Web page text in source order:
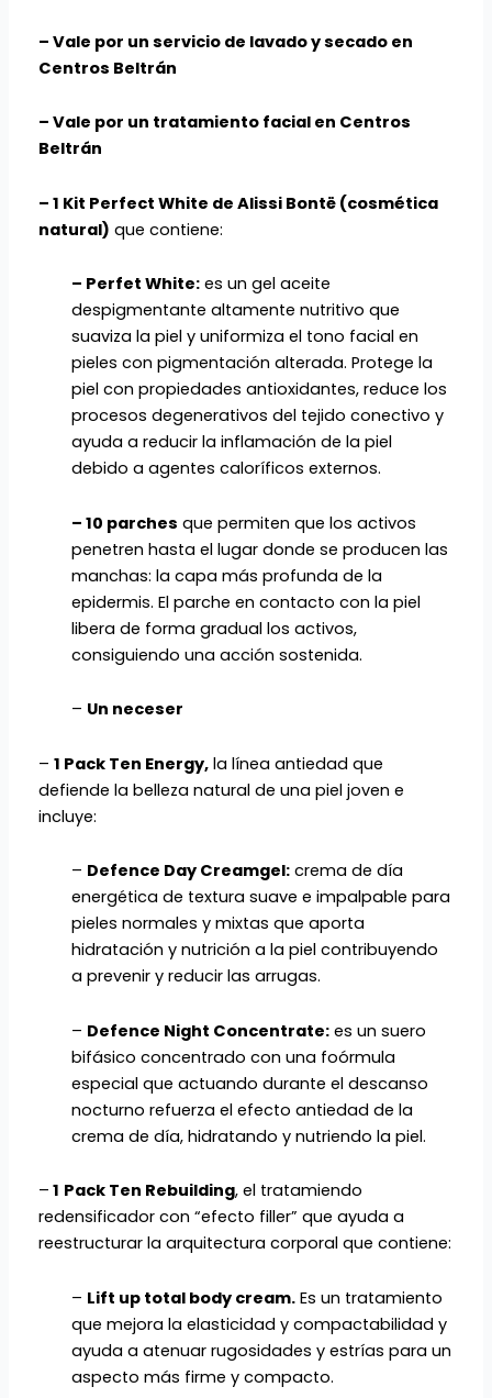
– Vale por un servicio de lavado y secado en
Centros Beltrán
– Vale por un tratamiento facial en Centros
Beltrán
– 1 Kit Perfect White de Alissi Bontë (cosmética
natural) que contiene:
– Perfet White: es un gel aceite
despigmentante altamente nutritivo que
suaviza la piel y uniformiza el tono facial en
pieles con pigmentación alterada. Protege la
piel con propiedades antioxidantes, reduce los
procesos degenerativos del tejido conectivo y
ayuda a reducir la inflamación de la piel
debido a agentes caloríficos externos.
– 10 parches que permiten que los activos
penetren hasta el lugar donde se producen las
manchas: la capa más profunda de la
epidermis. El parche en contacto con la piel
libera de forma gradual los activos,
consiguiendo una acción sostenida.
– Un neceser
–1 Pack Ten Energy, la línea antiedad que
defiende la belleza natural de una piel joven e
incluye:
– Defence Day Creamgel: crema de día
energética de textura suave e impalpable para
pieles normales y mixtas que aporta
hidratación y nutrición a la piel contribuyendo
a prevenir y reducir las arrugas.
– Defence Night Concentrate: es un suero
bifásico concentrado con una foórmula
especial que actuando durante el descanso
nocturno refuerza el efecto antiedad de la
crema de día, hidratando y nutriendo la piel.
– 1 Pack Ten Rebuilding, el tratamiendo
redensificador con “efecto filler” que ayuda a
reestructurar la arquitectura corporal que contiene:
– Lift up total body cream. Es un tratamiento
que mejora la elasticidad y compactabilidad y
ayuda a atenuar rugosidades y estrías para un
aspecto más firme y compacto.